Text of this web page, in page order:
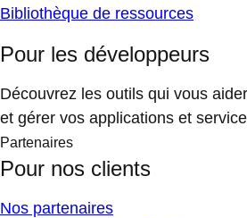
Bibliothèque de ressources
Pour les développeurs
Découvrez les outils qui vous
et gérer vos applications et
Partenaires
Pour nos clients
Nos partenaires